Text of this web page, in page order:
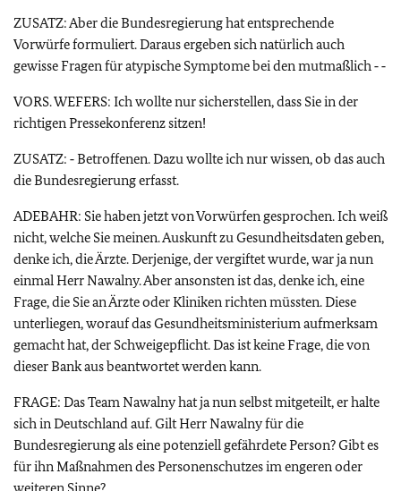
ZUSATZ: Aber die Bundesregierung hat entsprechende
Vorwürfe formuliert. Daraus ergeben sich natürlich auch
gewisse Fragen für atypische Symptome bei den mutmaßlich ‑ ‑
VORS. WEFERS: Ich wollte nur sicherstellen, dass Sie in der
richtigen Pressekonferenz sitzen!
ZUSATZ: ‑ Betroffenen. Dazu wollte ich nur wissen, ob das auch
die Bundesregierung erfasst.
ADEBAHR: Sie haben jetzt von Vorwürfen gesprochen. Ich weiß
nicht, welche Sie meinen. Auskunft zu Gesundheitsdaten geben,
denke ich, die Ärzte. Derjenige, der vergiftet wurde, war ja nun
einmal Herr Nawalny. Aber ansonsten ist das, denke ich, eine
Frage, die Sie an Ärzte oder Kliniken richten müssten. Diese
unterliegen, worauf das Gesundheitsministerium aufmerksam
gemacht hat, der Schweigepflicht. Das ist keine Frage, die von
dieser Bank aus beantwortet werden kann.
FRAGE: Das Team Nawalny hat ja nun selbst mitgeteilt, er halte
sich in Deutschland auf. Gilt Herr Nawalny für die
Bundesregierung als eine potenziell gefährdete Person? Gibt es
für ihn Maßnahmen des Personenschutzes im engeren oder